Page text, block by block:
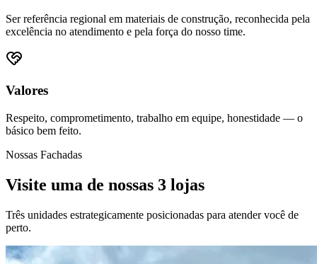
Ser referência regional em materiais de construção, reconhecida pela
excelência no atendimento e pela força do nosso time.
Valores
Respeito, comprometimento, trabalho em equipe, honestidade — o
básico bem feito.
Nossas Fachadas
Visite uma de nossas 3 lojas
Três unidades estrategicamente posicionadas para atender você de
perto.